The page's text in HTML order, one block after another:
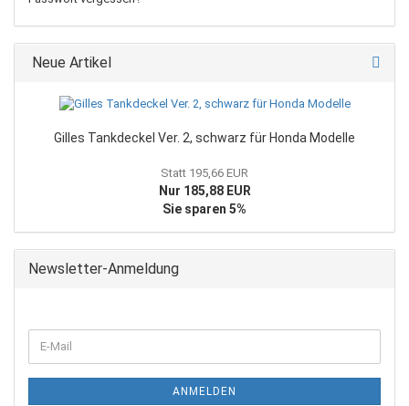
Neue Artikel
Gilles Tankdeckel Ver. 2, schwarz für Honda Modelle
Statt 195,66 EUR
Nur 185,88 EUR
Sie sparen 5%
Newsletter-Anmeldung
ZUR
NEWSLETTER-
E-
Mail
ANMELDEN